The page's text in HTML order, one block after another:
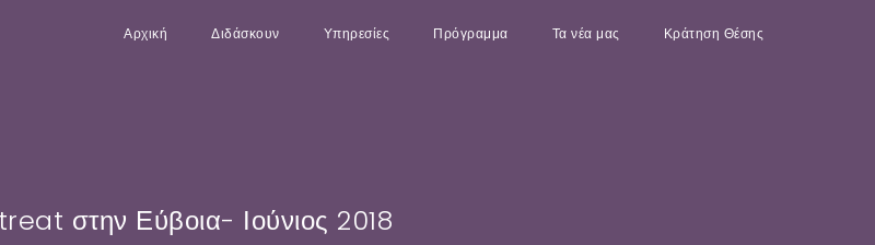
Αρχική Διδάσκουν Υπηρεσίες Πρόγραμμα Τα νέα μας Κράτηση Θέσης
στην Εύβοια- Ιούνιος 2018